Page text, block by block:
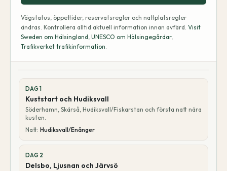
Vägstatus, öppettider, reservatsregler och nattplatsregler
ändras. Kontrollera alltid aktuell information innan avfärd. Visit
Sweden om Hälsingland, UNESCO om Hälsingegårdar,
Trafikverket trafikinformation.
DAG1
Kuststart och Hudiksvall
Söderhamn, Skärså, Hudiksvall/Fiskarstan och första natt nära
kusten.
Natt: Hudiksvall/Enånger
DAG 2
Delsbo, Ljusnan och Järvsö